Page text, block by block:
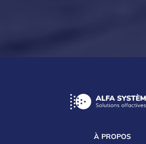
À PROPOS